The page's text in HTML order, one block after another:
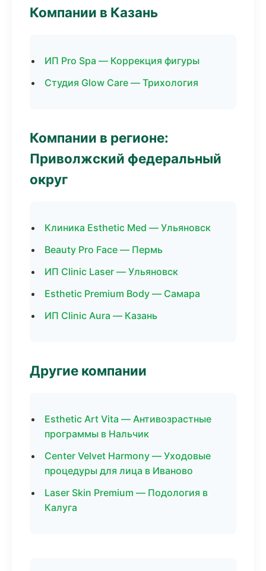
Компании в Казань
ИП Pro Spa — Коррекция фигуры
Студия Glow Care — Трихология
Компании в регионе:
Приволжский федеральный
округ
Клиника Esthetic Med — Ульяновск
Beauty Pro Face — Пермь
ИП Clinic Laser — Ульяновск
Esthetic Premium Body — Самара
ИП Clinic Aura — Казань
Другие компании
Esthetic Art Vita — Антивозрастные
программы в Нальчик
Center Velvet Harmony — Уходовые
процедуры для лица в Иваново
Laser Skin Premium — Подология в
Калуга